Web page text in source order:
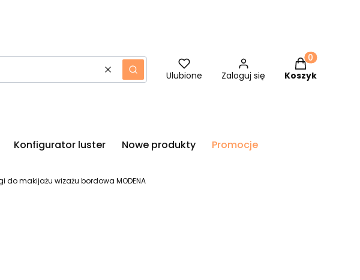
WyczyśćSzukaj Ulubione Zaloguj się
Produkty w
Koszyk
Konfigurator luster Nowe produkty Promocje
makijażu wizażu bordowa MODENA